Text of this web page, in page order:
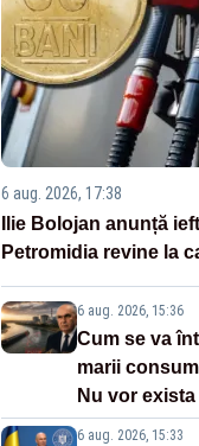
6 aug. 2026, 17:38
Ilie Bolojan anunță
Petromidia revine la
6 aug. 2026, 15:36
Cum se va
marii
Nu vor
6 aug. 2026, 15:33